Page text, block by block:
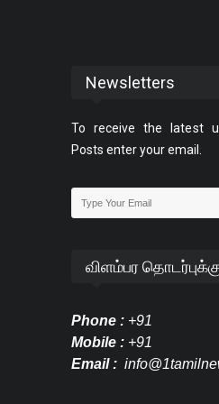
Newsletters
To receive the latest
Posts enter your email.
விளம்பர
Phone : +91
Mobile : +91
Email :